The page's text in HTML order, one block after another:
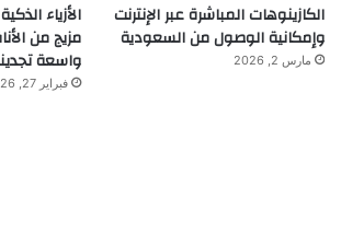
الكازينوهات المباشرة عبر الإنترنت
وإمكانية الوصول من السعودية
مارس 2, 2026
الأزياء
مزيج من
واسعة
فبراير 27, 2026